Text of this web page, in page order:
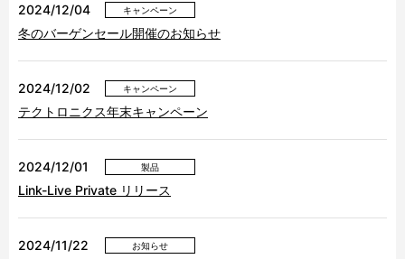
2024/12/04 キャンペーン
冬のバーゲンセール開催のお知らせ
2024/12/02 キャンペーン
テクトロニクス年末キャンペーン
2024/12/01 製品
Link-Live Private リリース
2024/11/22 お知らせ